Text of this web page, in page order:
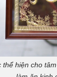
thể hiện cho